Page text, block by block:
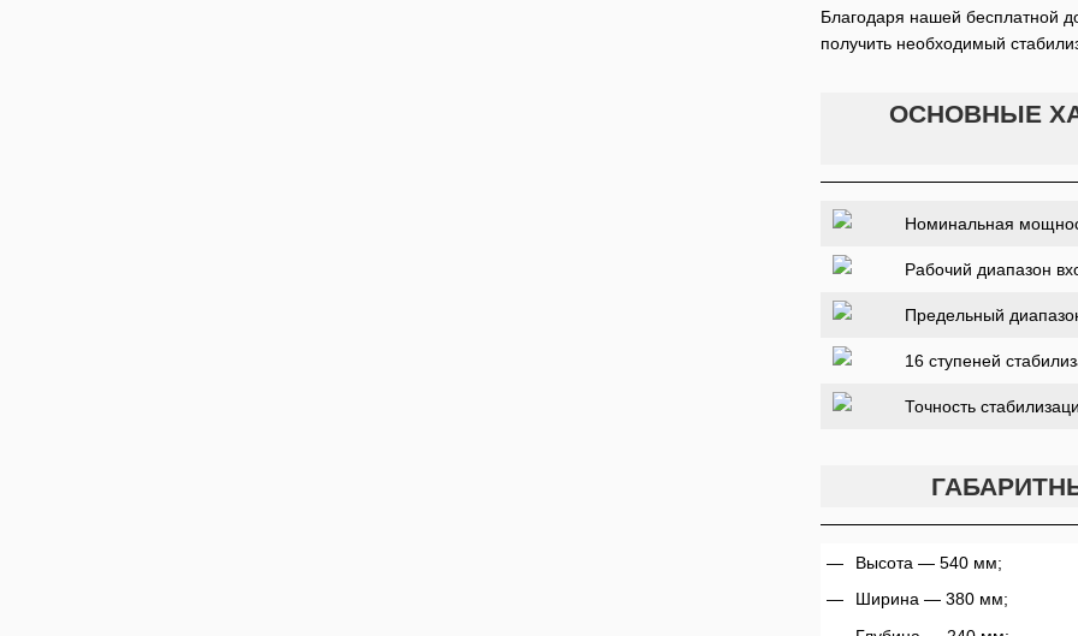
Благодаря нашей бесплатной
получить необходимый
ОСНОВНЫЕ
Номинальная
Рабочий диапазон
Предельный
16 ступеней
Точность
Высота — 540 мм;
Ширина — 380 мм;